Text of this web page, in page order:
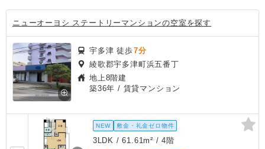
ニューオーヨシ ステートリーマンションの空室を探す
宇多津 徒歩7分
綾歌郡宇多津町浜五番丁
地上8階建
築36年 / 賃貸マンション
NEW 敷金・礼金ゼロ物件
3LDK / 61.61m² / 4階